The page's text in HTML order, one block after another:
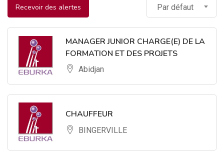
Recevoir des alertes Par défaut
MANAGER JUNIOR CHARGE(E) DE LA
FORMATION ET DES PROJETS
Abidjan
CHAUFFEUR
BINGERVILLE